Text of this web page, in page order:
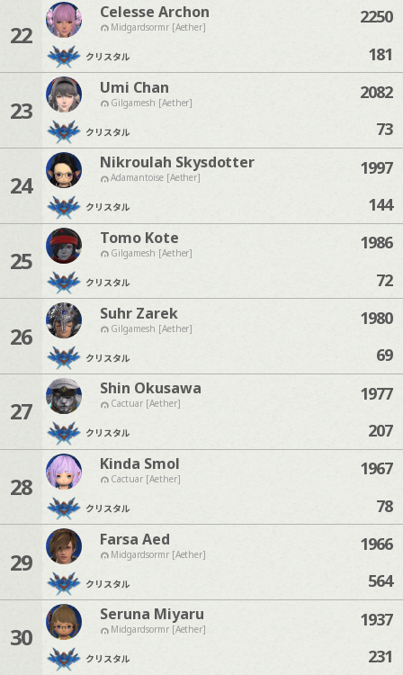
22
Celesse Archon
Midgardsormr [Aether]
クリスタル
2250
181
23
Umi Chan
Gilgamesh [Aether]
クリスタル
2082
73
24
Nikroulah Skysdotter
Adamantoise [Aether]
クリスタル
1997
144
25
Tomo Kote
Gilgamesh [Aether]
クリスタル
1986
72
26
Suhr Zarek
Gilgamesh [Aether]
クリスタル
1980
69
27
Shin Okusawa
Cactuar [Aether]
クリスタル
1977
207
28
Kinda Smol
Cactuar [Aether]
クリスタル
1967
78
29
Farsa Aed
Midgardsormr [Aether]
クリスタル
1966
564
30
Seruna Miyaru
Midgardsormr [Aether]
クリスタル
1937
231